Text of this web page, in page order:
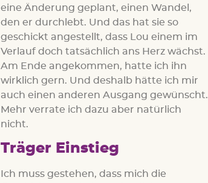
eine Änderung geplant, einen Wandel,
den er durchlebt. Und das hat sie so
geschickt angestellt, dass Lou einem im
Verlauf doch tatsächlich ans Herz wächst.
Am Ende angekommen, hatte ich ihn
wirklich gern. Und deshalb hätte ich mir
auch einen anderen Ausgang gewünscht.
Mehr verrate ich dazu aber natürlich
nicht.
Träger Einstieg
Ich muss gestehen, dass mich die